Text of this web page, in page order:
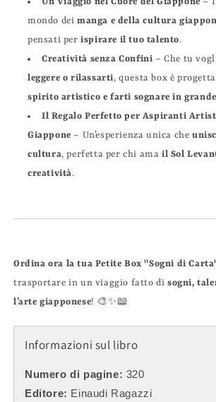
mondo dei manga e della cultura
pensati perispirare il tuo talento.
Creatività senza Confini – Che tu
leggere o rilassarti, questa box è
spirito artistico e farti sognare in grande
Il Regalo Perfetto per Aspiranti
Giappone – Un’esperienza unica che
cultura, perfetta per chi amail Sol
creatività.
Ordina ora la tua Petite Box "Sogni di
trasportare in un viaggio fatto disogni,
l’arte giapponese! 🎨✨📖
Informazioni sul libro
Numero di pagine: 320
Editore: Einaudi Ragazzi